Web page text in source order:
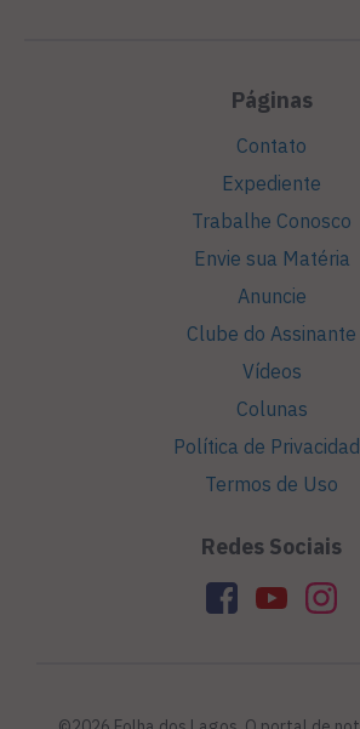
Páginas
Contato
Expediente
Trabalhe Conosco
Envie sua Matéria
Anuncie
Clube do Assinante
Vídeos
Colunas
Política de
Termos de Uso
Redes Sociais